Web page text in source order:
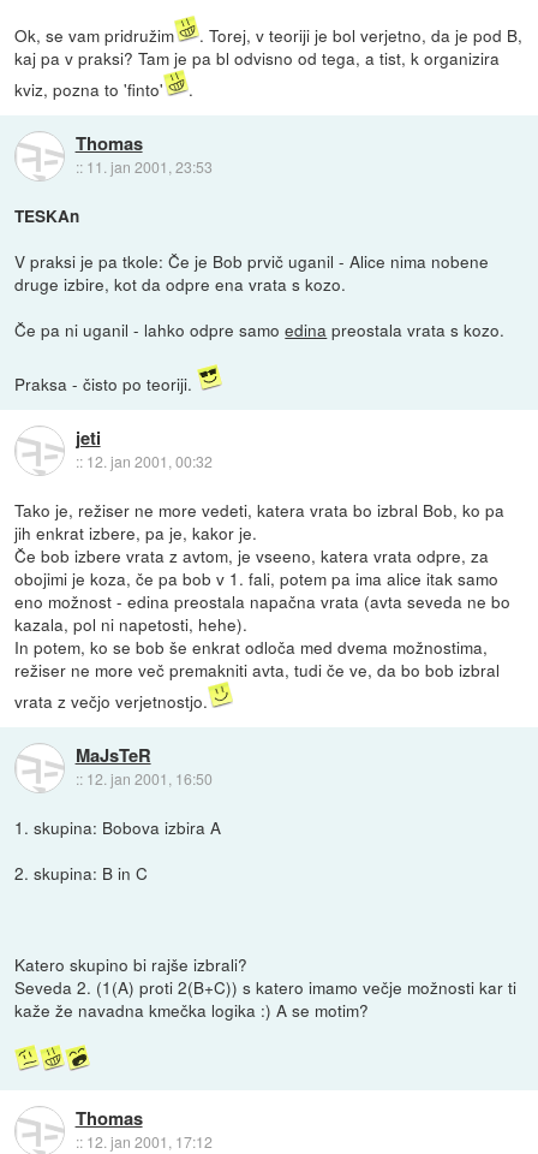
Ok, se vam pridružim
. Torej, v teoriji je bol verjetno, da je pod B,
kaj pa v praksi? Tam je pa bl odvisno od tega, a tist, k organizira
kviz, pozna to 'finto'
.
Thomas
:: 11. jan 2001, 23:53
TESKAn
V praksi je pa tkole: Če je Bob prvič uganil - Alice nima nobene
druge izbire, kot da odpre ena vrata s kozo.
Če pa ni uganil - lahko odpre samoedina preostala vrata s kozo.
Praksa - čisto po teoriji.
jeti
:: 12. jan 2001, 00:32
Tako je, režiser ne more vedeti, katera vrata bo izbral Bob, ko pa
jih enkrat izbere, pa je, kakor je.
Če bob izbere vrata z avtom, je vseeno, katera vrata odpre, za
obojimi je koza, če pa bob v 1. fali, potem pa ima alice itak samo
eno možnost - edina preostala napačna vrata (avta seveda ne bo
kazala, pol ni napetosti, hehe).
In potem, ko se bob še enkrat odloča med dvema možnostima,
režiser ne more več premakniti avta, tudi če ve, da bo bob izbral
vrata z večjo verjetnostjo.
MaJsTeR
:: 12. jan 2001, 16:50
1. skupina: Bobova izbira A
2. skupina: B in C
Katero skupino bi rajše izbrali?
Seveda 2. (1(A) proti 2(B+C)) s katero imamo večje možnosti kar ti
kaže že navadna kmečka logika :) A se motim?
Thomas
:: 12. jan 2001, 17:12